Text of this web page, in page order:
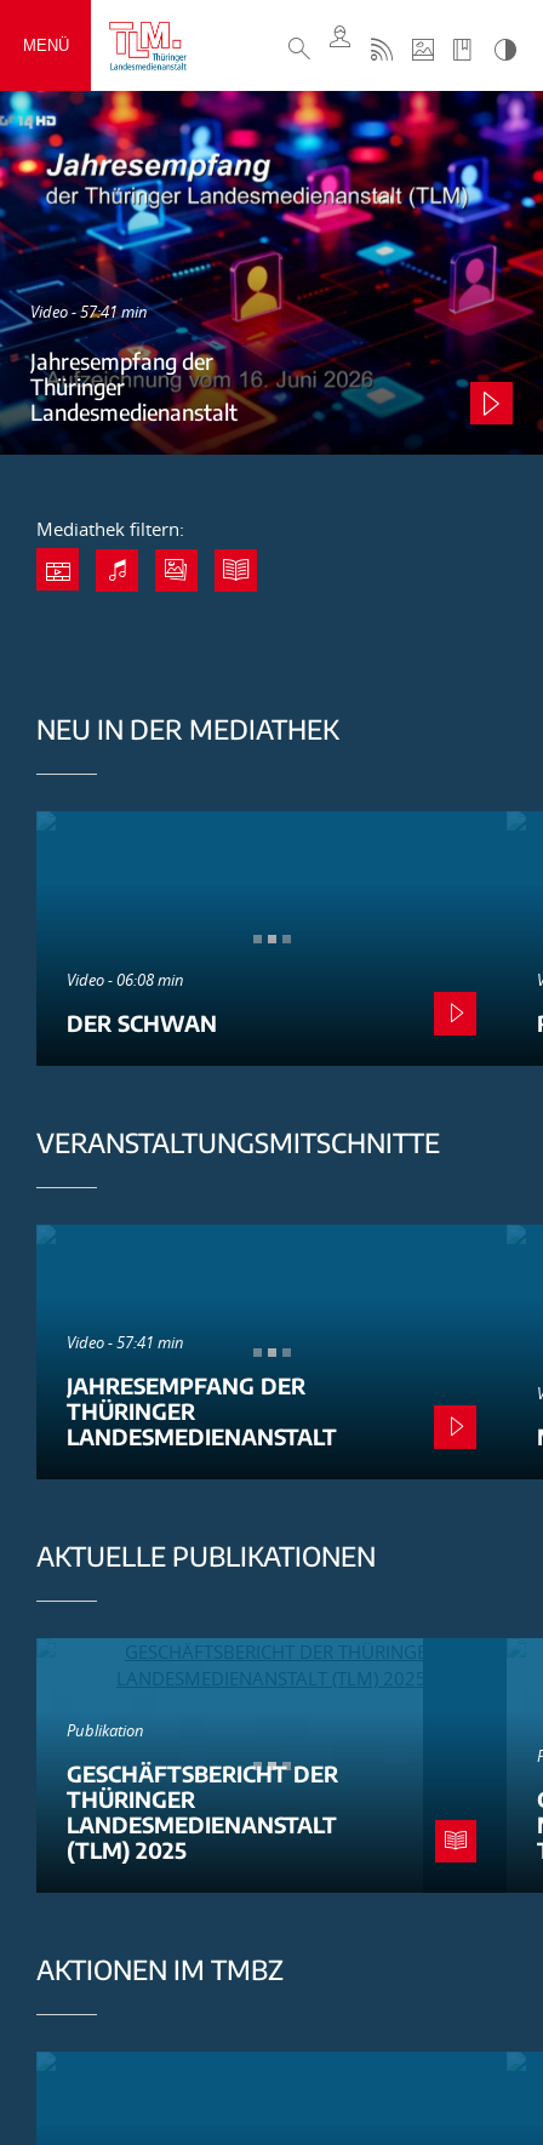
MENÜ
Video - 57:41 min
Jahresempfang der
Thüringer
Landesmedienanstalt
Mediathek filtern:
NEU IN DER MEDIATHEK
Video - 06:08 min
DER SCHWAN
VERANSTALTUNGSMITSCHNITTE
Video - 57:41 min
JAHRESEMPFANG DER
THÜRINGER
LANDESMEDIENANSTALT
AKTUELLE PUBLIKATIONEN
Publikation
GESCHÄFTSBERICHT DER
THÜRINGER
LANDESMEDIENANSTALT
(TLM) 2025
AKTIONEN IM TMBZ